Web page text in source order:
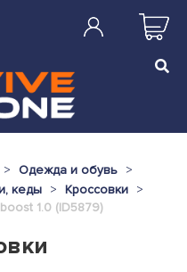
Одежда и обувь
кеды
Кроссовки
1.0 (ID5879)